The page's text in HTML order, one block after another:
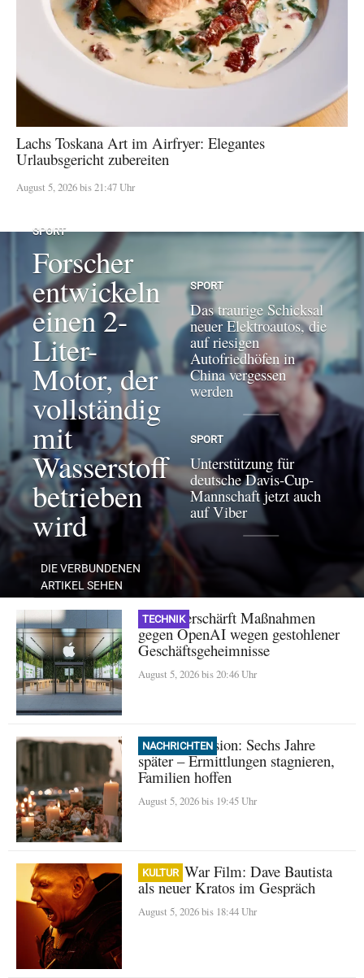
Lachs Toskana Art im Airfryer: Elegantes
Urlaubsgericht zubereiten
August 5, 2026 bis 21:47 Uhr
SPORT
Forscher
entwickeln
einen 2-
Liter-
Motor, der
vollständig
mit
Wasserstoff
betrieben
wird
DIE VERBUNDENEN
ARTIKEL SEHEN
SPORT
Das traurige Schicksal
neuer Elektroautos, die
auf riesigen
Autofriedhöfen in
China vergessen
werden
SPORT
Unterstützung für
deutsche Davis-Cup-
Mannschaft jetzt auch
auf Viber
TECHNIK
Apple verschärft Maßnahmen
gegen OpenAI wegen gestohlener
Geschäftsgeheimnisse
August 5, 2026 bis 20:46 Uhr
NACHRICHTEN
Beirut Explosion: Sechs Jahre
später – Ermittlungen stagnieren,
Familien hoffen
August 5, 2026 bis 19:45 Uhr
KULTUR
God of War Film: Dave Bautista
als neuer Kratos im Gespräch
August 5, 2026 bis 18:44 Uhr